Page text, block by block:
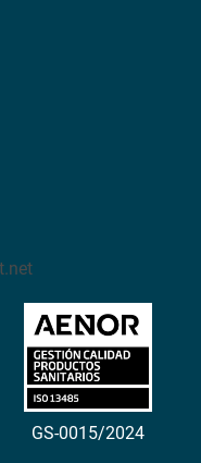
GS-0015/2024